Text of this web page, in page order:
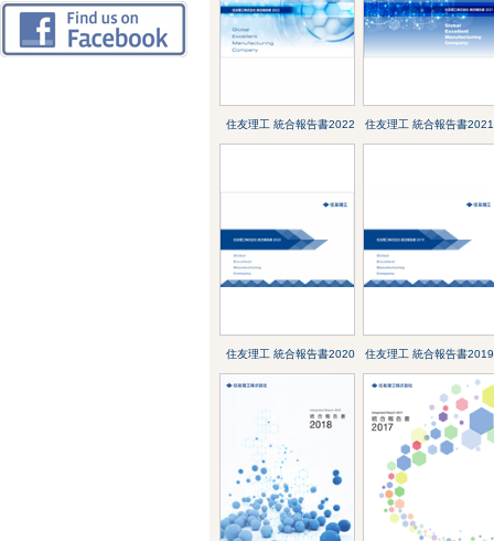
住友理工 統合報告書2022 住友理工 統合報告書2021
住友理工 統合報告書2020 住友理工 統合報告書2019